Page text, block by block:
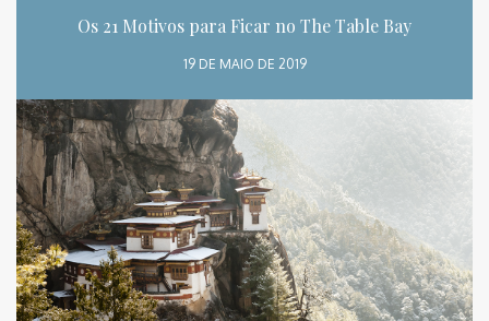
Os 21 Motivos para Ficar no The Table Bay
19 DE MAIO DE 2019